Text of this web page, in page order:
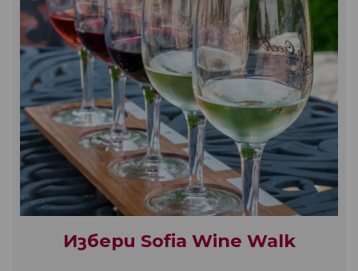
Избери Sofia Wine Walk